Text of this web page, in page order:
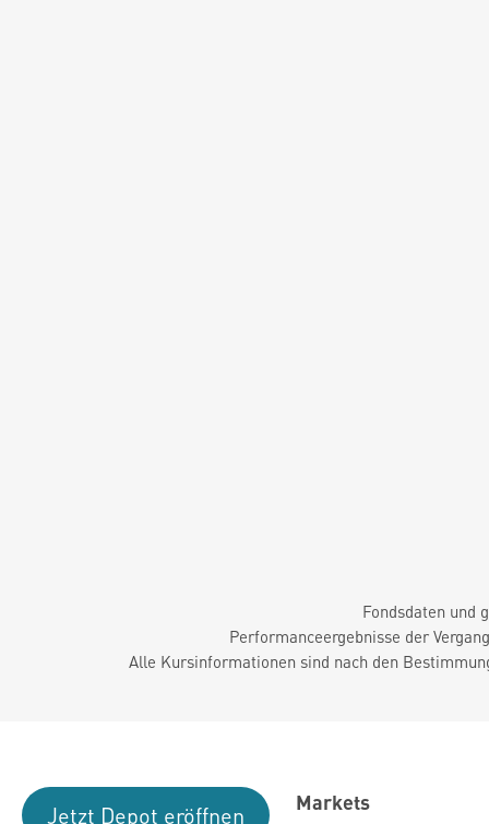
Fondsdaten und
Performanceergebnisse der
Alle Kursinformationen sind nach den
Jetzt Depot eröffnen
Markets